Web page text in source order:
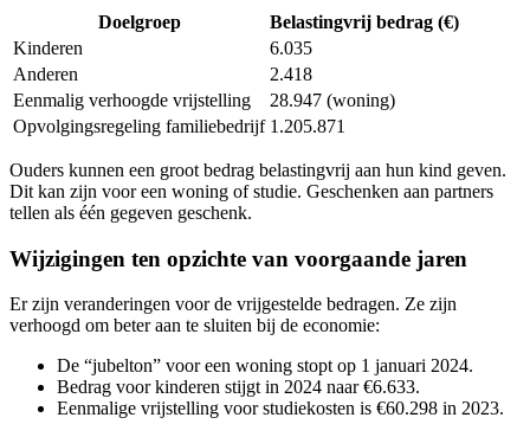
Doelgroep
Belastingvrij bedrag (€)
Kinderen
6.035
Anderen
2.418
Eenmalig verhoogde vrijstelling
28.947 (woning)
Opvolgingsregeling familiebedrijf 1.205.871
Ouders kunnen een groot bedrag belastingvrij aan hun kind geven.
Dit kan zijn voor een woning of studie. Geschenken aan partners
tellen als één gegeven geschenk.
Wijzigingen ten opzichte van voorgaande jaren
Er zijn veranderingen voor de vrijgestelde bedragen. Ze zijn
verhoogd om beter aan te sluiten bij de economie:
De “jubelton” voor een woning stopt op 1 januari 2024.
Bedrag voor kinderen stijgt in 2024 naar €6.633.
Eenmalige vrijstelling voor studiekosten is €60.298 in 2023.